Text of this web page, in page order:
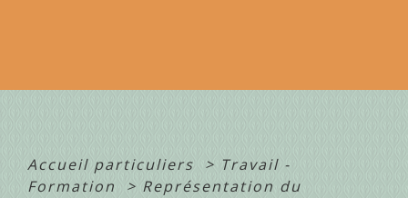
Accueil particuliers > Travail -
Formation
> Représentation du